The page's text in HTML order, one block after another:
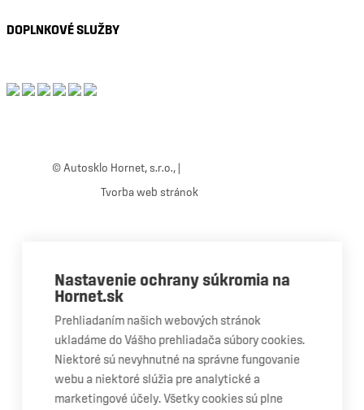
DOPLNKOVÉ SLUŽBY
© Autosklo Hornet, s.r.o., |
Tvorba web stránok
OPRAVA A VÝMENA AUTOSKLA
Oprava čelného skla
Výmena čelného skla
Výmena bočného skla
Nastavenie ochrany súkromia na
Hornet.sk
Prehliadaním našich webových stránok
ukladáme do Vášho prehliadača súbory cookies.
Niektoré sú nevyhnutné na správne fungovanie
webu a niektoré slúžia pre analytické a
marketingové účely. Všetky cookies sú plne